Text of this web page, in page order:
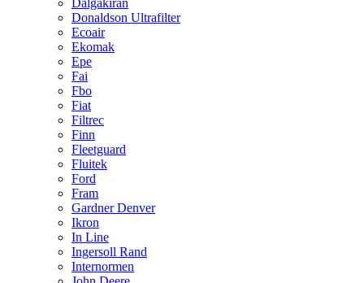
Dalgakiran
Donaldson Ultrafilter
Ecoair
Ekomak
Epe
Fai
Fbo
Fiat
Filtrec
Finn
Fleetguard
Fluitek
Ford
Fram
Gardner Denver
Ikron
In Line
Ingersoll Rand
Internormen